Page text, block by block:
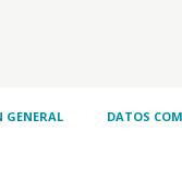
GENERAL DATOS